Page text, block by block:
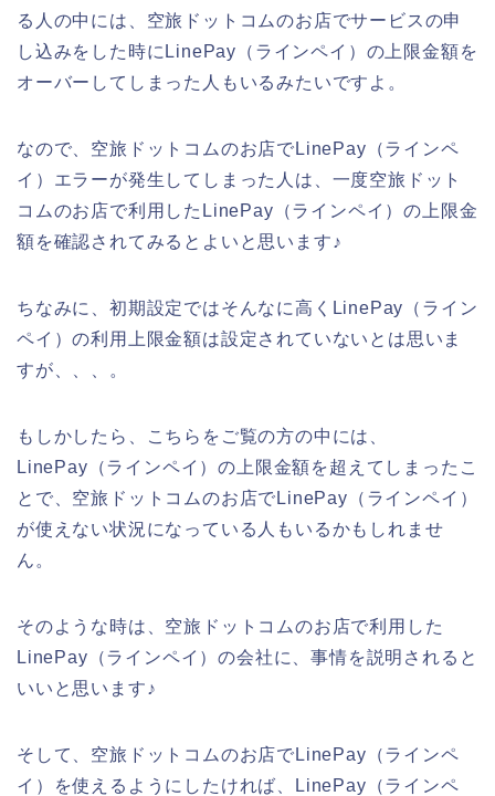
る人の中には、空旅ドットコムのお店でサービスの申
し込みをした時にLinePay（ラインペイ）の上限金額を
オーバーしてしまった人もいるみたいですよ。
なので、空旅ドットコムのお店でLinePay（ラインペ
イ）エラーが発生してしまった人は、一度空旅ドット
コムのお店で利用したLinePay（ラインペイ）の上限金
額を確認されてみるとよいと思います♪
ちなみに、初期設定ではそんなに高くLinePay（ライン
ペイ）の利用上限金額は設定されていないとは思いま
すが、、、。
もしかしたら、こちらをご覧の方の中には、
LinePay（ラインペイ）の上限金額を超えてしまったこ
とで、空旅ドットコムのお店でLinePay（ラインペイ）
が使えない状況になっている人もいるかもしれませ
ん。
そのような時は、空旅ドットコムのお店で利用した
LinePay（ラインペイ）の会社に、事情を説明されると
いいと思います♪
そして、空旅ドットコムのお店でLinePay（ラインペ
イ）を使えるようにしたければ、LinePay（ラインペ